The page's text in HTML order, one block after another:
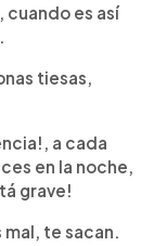
es así
tiesas,
a cada
en la noche,
grave!
te sacan.